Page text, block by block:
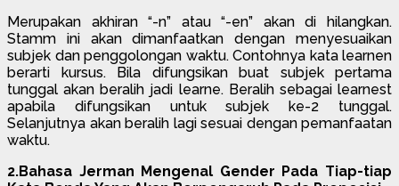
Merupakan akhiran “-n” atau “-en” akan di hilangkan.
Stamm ini akan dimanfaatkan dengan menyesuaikan
subjek dan penggolongan waktu. Contohnya kata learnen
berarti kursus. Bila difungsikan buat subjek pertama
tunggal akan beralih jadi learne. Beralih sebagai learnest
apabila difungsikan untuk subjek ke-2 tunggal.
Selanjutnya akan beralih lagi sesuai dengan pemanfaatan
waktu.
2.Bahasa Jerman Mengenal Gender Pada Tiap-tiap